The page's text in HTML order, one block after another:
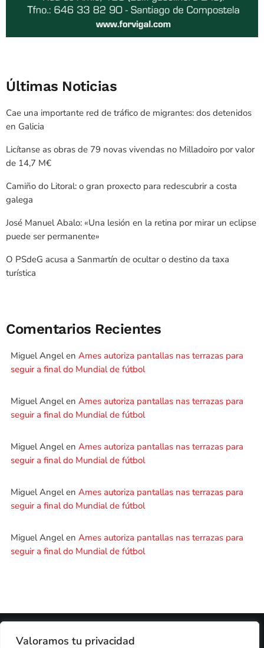
Valoramos tu privacidad
Últimas Noticias
Cae una importante red de tráfico de migrantes: dos detenidos
en Galicia
Licítanse as obras de 79 novas vivendas no Milladoiro por valor
de 14,7 M€
Camiño do Litoral: o gran proxecto para redescubrir a costa
galega
José Manuel Abalo: «Una lesión en la retina por mirar un eclipse
puede ser permanente»
O PSdeG acusa a Sanmartín de ocultar o destino da taxa
turística
Comentarios Recientes
Miguel Angelen Ames autoriza pantallas nas terrazas para
seguir a final do Mundial de fútbol
Miguel Angelen Ames autoriza pantallas nas terrazas para
seguir a final do Mundial de fútbol
Miguel Angelen Ames autoriza pantallas nas terrazas para
seguir a final do Mundial de fútbol
Miguel Angelen Ames autoriza pantallas nas terrazas para
seguir a final do Mundial de fútbol
Miguel Angelen Ames autoriza pantallas nas terrazas para
seguir a final do Mundial de fútbol
2024 © PROPIEDAD DE DEZASETE MEDIA SL